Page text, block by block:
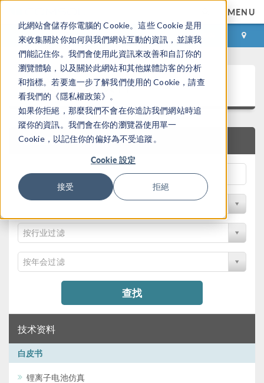
此網站會儲存你電腦的 Cookie。這些 Cookie 是用
來收集關於你如何與我們網站互動的資訊，並讓我
們能記住你。我們會使用此資訊來改善和自訂你的
瀏覽體驗，以及關於此網站和其他媒體訪客的分析
和指標。若要進一步了解我們使用的 Cookie，請查
看我們的《隱私權政策》。
如果你拒絕，那麼我們不會在你造訪我們網站時追
蹤你的資訊。我們會在你的瀏覽器使用單一
Cookie，以記住你的偏好為不受追蹤。
Cookie 設定
接受 拒絕
MENU
登录 咨询与购买
论文和技术资料
快速搜索
按物理领域过滤
按行业过滤
按年会过滤
查找
技术资料
白皮书
锂离子电池仿真